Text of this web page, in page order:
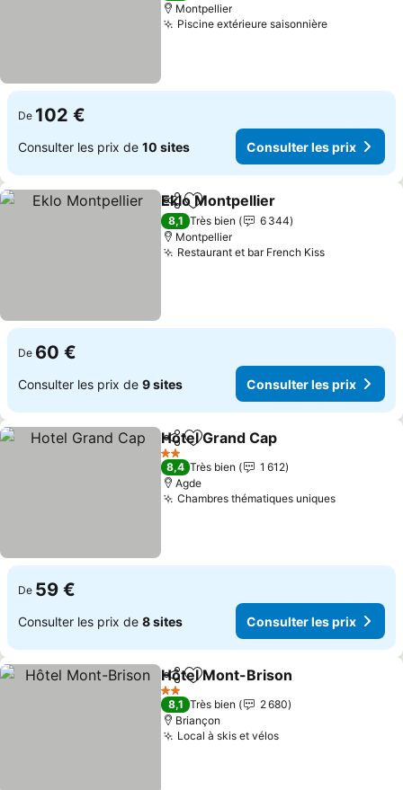
Montpellier
Piscine extérieure saisonnièreConsulter
De 102 €
Consulter les prix de 10 sites Consulter les prix
PartagerAjouter à mes favoris
Eklo Montpellier
8,1 Très bien
6 344
Montpellier
Restaurant et bar French KissConsulter
De 60 €
Consulter les prix de 9 sites Consulter les prix
PartagerAjouter à mes favoris
Hotel Grand Cap
2 Étoiles
8,4 Très bien
1 612
Agde
Chambres thématiques uniques
De 59 €
Consulter les prix de 8 sites Consulter les prix
PartagerAjouter à mes favoris
Hôtel Mont-Brison
2 Étoiles
8,1 Très bien
2 680
Briançon
Local à skis et vélosConsulter les prix